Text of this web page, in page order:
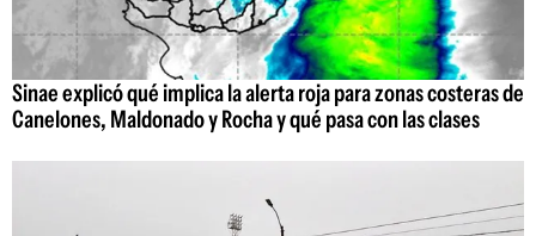
Sinae explicó qué implica la alerta roja para zonas costeras de
Canelones, Maldonado y Rocha y qué pasa con las clases